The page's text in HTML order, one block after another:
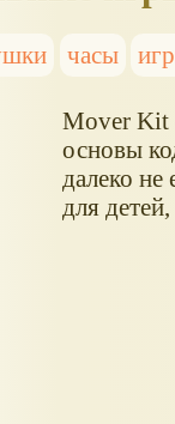
часы
Mover Kit
основы
далеко не
для